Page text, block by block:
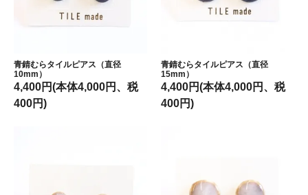
青錆むらタイルピアス（直径
10mm）
4,400円(本体4,000円、税
400円)
青錆むらタイルピアス（直径
15mm）
4,400円(本体4,000円、税
400円)